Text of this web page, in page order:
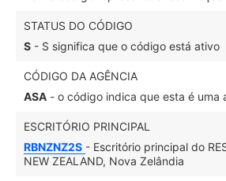
STATUS DO CÓDIGO
S - S significa que o código está ativo
CÓDIGO DA AGÊNCIA
ASA - o código indica que esta é uma
ESCRITÓRIO PRINCIPAL
RBNZNZ2S - Escritório principal do
NEW ZEALAND, Nova Zelândia